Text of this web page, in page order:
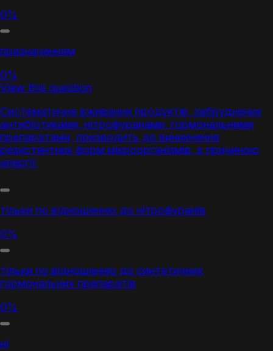
0%
призначенням
0%
View this question
Систематичне вживання продуктів, забруднених
антибіотиками, нітрофуранами, гормональними
препаратами, призводить до виникнення
резистентних форм мікроорганізмів, є причиною
алергії:
тільки по відношенню до нітрофуранів
0%
тільки по відношенню до синтетичних
гормональних препаратів
0%
ні